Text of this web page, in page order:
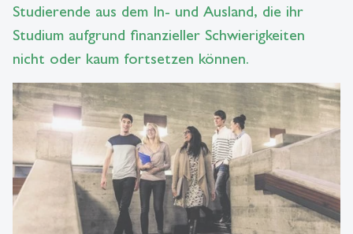
Studierende aus dem In- und Ausland, die ihr
Studium aufgrund finanzieller Schwierigkeiten
nicht oder kaum fortsetzen können.